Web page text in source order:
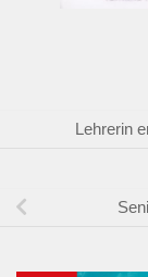
Lehrerin